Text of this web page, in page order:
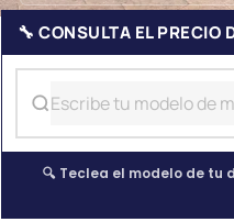
🔧 CONSULTA EL PRECIO
🔍 Teclea el modelo de tu